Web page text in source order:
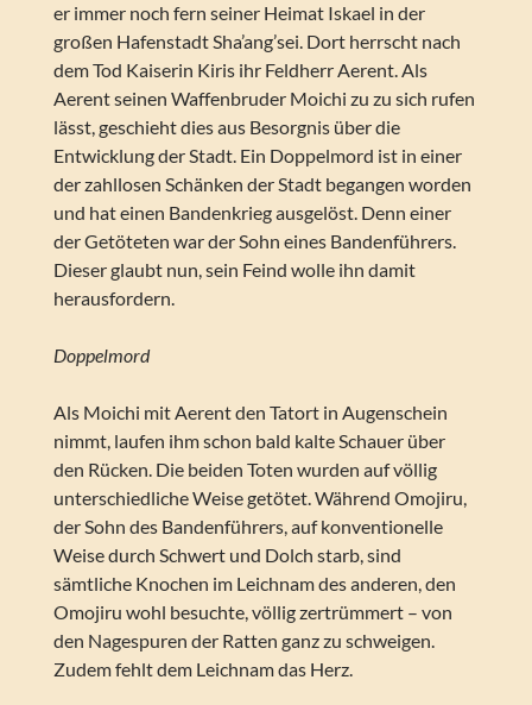
er immer noch fern seiner Heimat Iskael in der
großen Hafenstadt Sha’ang’sei. Dort herrscht nach
dem Tod Kaiserin Kiris ihr Feldherr Aerent. Als
Aerent seinen Waffenbruder Moichi zu zu sich rufen
lässt, geschieht dies aus Besorgnis über die
Entwicklung der Stadt. Ein Doppelmord ist in einer
der zahllosen Schänken der Stadt begangen worden
und hat einen Bandenkrieg ausgelöst. Denn einer
der Getöteten war der Sohn eines Bandenführers.
Dieser glaubt nun, sein Feind wolle ihn damit
herausfordern.
Doppelmord
Als Moichi mit Aerent den Tatort in Augenschein
nimmt, laufen ihm schon bald kalte Schauer über
den Rücken. Die beiden Toten wurden auf völlig
unterschiedliche Weise getötet. Während Omojiru,
der Sohn des Bandenführers, auf konventionelle
Weise durch Schwert und Dolch starb, sind
sämtliche Knochen im Leichnam des anderen, den
Omojiru wohl besuchte, völlig zertrümmert – von
den Nagespuren der Ratten ganz zu schweigen.
Zudem fehlt dem Leichnam das Herz.